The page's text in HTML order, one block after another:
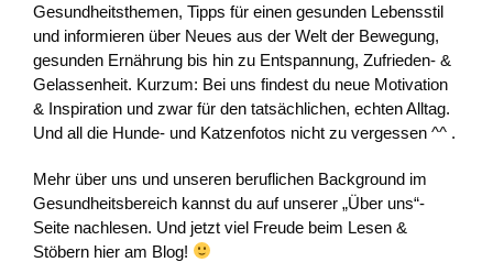
Gesundheitsthemen, Tipps für einen gesunden Lebensstil
und informieren über Neues aus der Welt der Bewegung,
gesunden Ernährung bis hin zu Entspannung, Zufrieden- &
Gelassenheit. Kurzum: Bei uns findest du neue Motivation
& Inspiration und zwar für den tatsächlichen, echten Alltag.
Und all die Hunde- und Katzenfotos nicht zu vergessen ^^ .
Mehr über uns und unseren beruflichen Background im
Gesundheitsbereich kannst du auf unserer „Über uns“-
Seite nachlesen. Und jetzt viel Freude beim Lesen &
Stöbern hier am Blog!